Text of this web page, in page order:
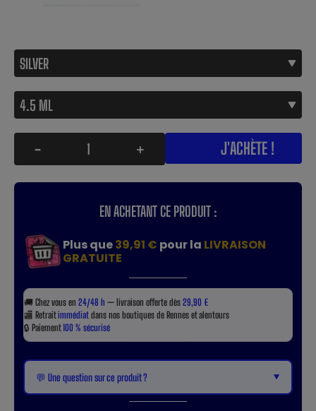
- + J'ACHÈTE !
EN ACHETANT CE PRODUIT :
Plus que39,91 € pour la LIVRAISON
GRATUITE
🚚 Chez vous en 24/48 h — livraison offerte dès29,90 €
🏬 Retraitimmédiatdans nos boutiques de Rennes et alentours
🔒 Paiement100 % sécurisé
💬 Une question sur ce produit ? ▼